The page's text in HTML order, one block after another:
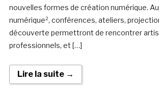
nouvelles formes de création numérique.
numérique², conférences, ateliers,
découverte permettront de rencontrer
professionnels, et […]
Lire la suite →